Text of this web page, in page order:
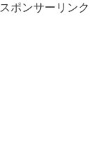
スポンサーリンク